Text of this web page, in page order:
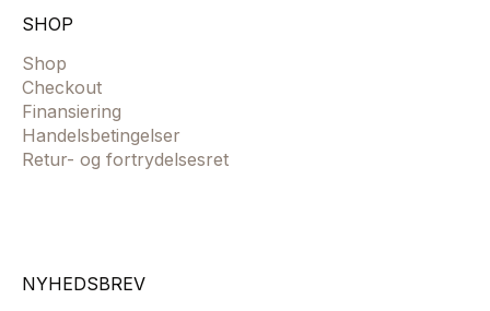
SHOP
Shop
Checkout
Finansiering
Handelsbetingelser
Retur- og fortrydelsesret
NYHEDSBREV